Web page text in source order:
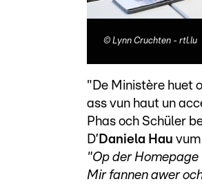
© Lynn Cruchten - rtl.lu
"De Ministère huet
ass vun haut un
Phas och Schüler
D’ Daniela Hau
"Op der
Mir fannen awer